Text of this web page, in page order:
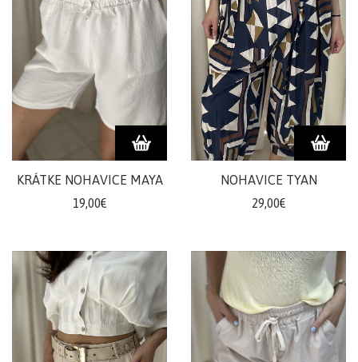
Bundy,
kožuchy,
kabáty
Vianočné
Vianočné
šaty
Blúzky,
košele
KRÁTKE NOHAVICE MAYA
19,00€
NOHAVICE TYAN
29,00€